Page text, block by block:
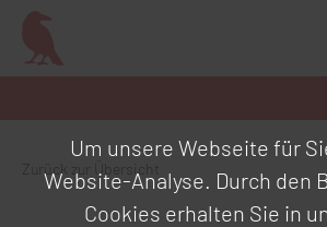
Zurück zur Übersicht
Um unsere Webseite für
Website-Analyse. Durch den
Cookies erhalten Sie in